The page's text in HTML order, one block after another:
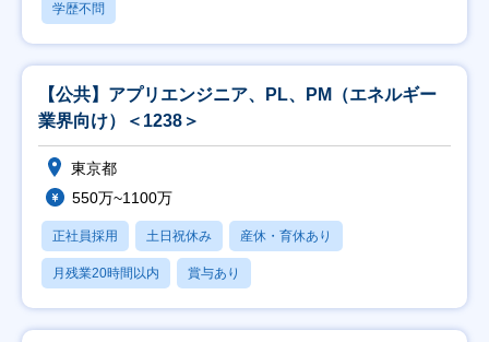
学歴不問
【公共】アプリエンジニア、PL、PM（エネルギー
業界向け）＜1238＞
東京都
550万~1100万
正社員採用 土日祝休み 産休・育休あり
月残業20時間以内 賞与あり